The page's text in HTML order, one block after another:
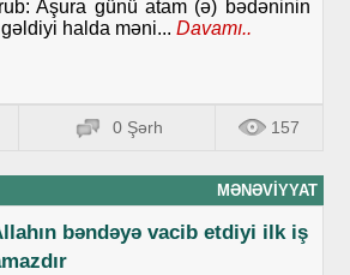
Aşura günü atam (ə) bədəninin
halda məni... Davamı..
0 Şərh 157
MƏNƏVIYYAT
bəndəyə vacib etdiyi ilk iş